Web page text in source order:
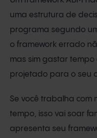
uma estrutura de
programa segundo
o framework errado
mas sim gastar
projetado para o seu
Se você trabalha com
tempo, isso vai soar
apresenta seu